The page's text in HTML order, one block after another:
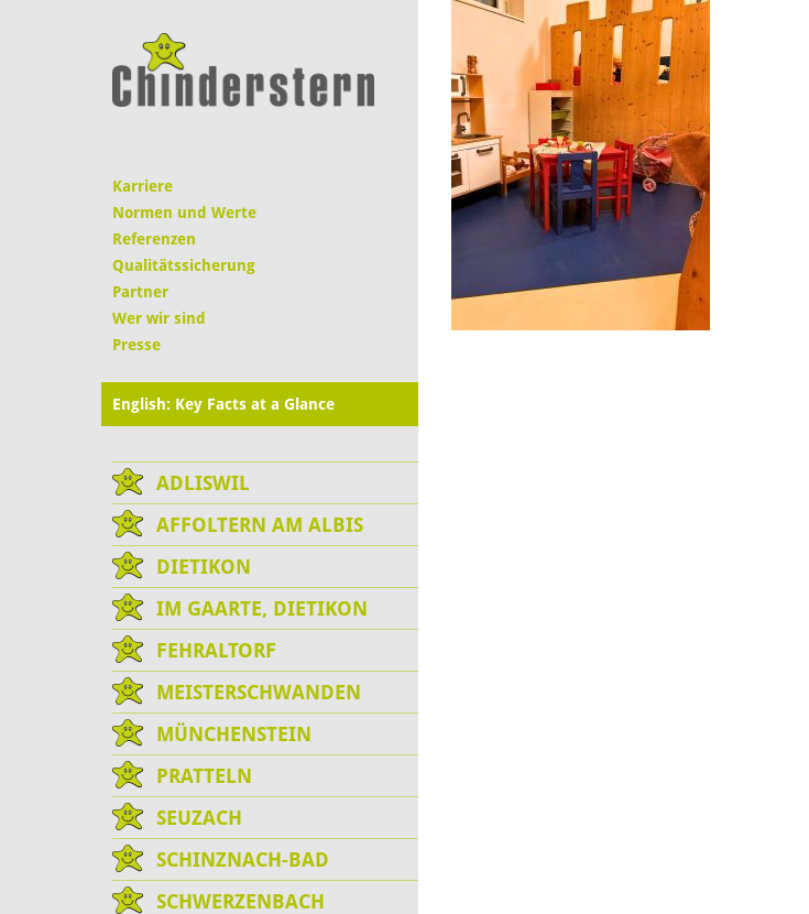
Karriere
Normen und Werte
Referenzen
Qualitätssicherung
Partner
Wer wir sind
Presse
English: Key Facts at a Glance
ADLISWIL
AFFOLTERN AM ALBIS
DIETIKON
IM GAARTE, DIETIKON
FEHRALTORF
MEISTERSCHWANDEN
MÜNCHENSTEIN
PRATTELN
SEUZACH
SCHINZNACH-BAD
SCHWERZENBACH